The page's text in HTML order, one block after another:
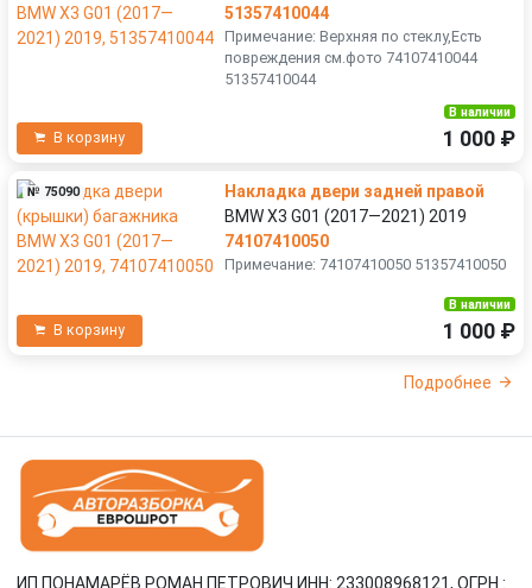
51357410044
Примечание: Верхняя по стеклу,Есть
повреждения см.фото 74107410044
51357410044
В корзину
В наличии
1 000 ₽
№ 75090
Накладка двери задней правой
BMW X3 G01 (2017—2021) 2019
74107410050
Примечание: 74107410050 51357410050
В корзину
В наличии
1 000 ₽
Подробнее
ИП ПОНАМАРЁВ РОМАН ПЕТРОВИЧ ИНН: 233008968121, ОГРН :